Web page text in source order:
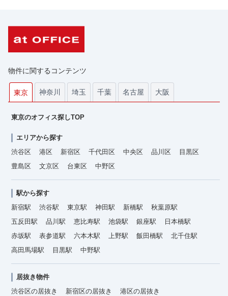
物件に関するコンテンツ
東京 神奈川 埼玉 千葉 名古屋 大阪
東京のオフィス探しTOP
エリアから探す
渋谷区
港区 新宿区 千代田区 中央区 品川区
目黒区
豊島区
文京区 台東区 中野区
駅から探す
新宿駅
渋谷駅 東京駅 神田駅 新橋駅
秋葉原駅
五反田駅
品川駅 恵比寿駅 池袋駅 銀座駅
日本橋駅
赤坂駅
表参道駅 六本木駅 上野駅 飯田橋駅
北千住駅
高田馬場駅
目黒駅 中野駅
居抜き物件
渋谷区の居抜き
新宿区の居抜き
港区の居抜き